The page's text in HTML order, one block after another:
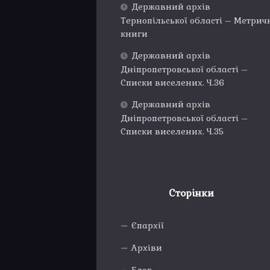
Державний архів
Тернопільської області –
книги
Державний архів
Дніпропетровської області –
Списки виселених. Ч.36
Державний архів
Дніпропетровської області –
Списки виселених. Ч.35
Сторінки
Єпархії
Архіви